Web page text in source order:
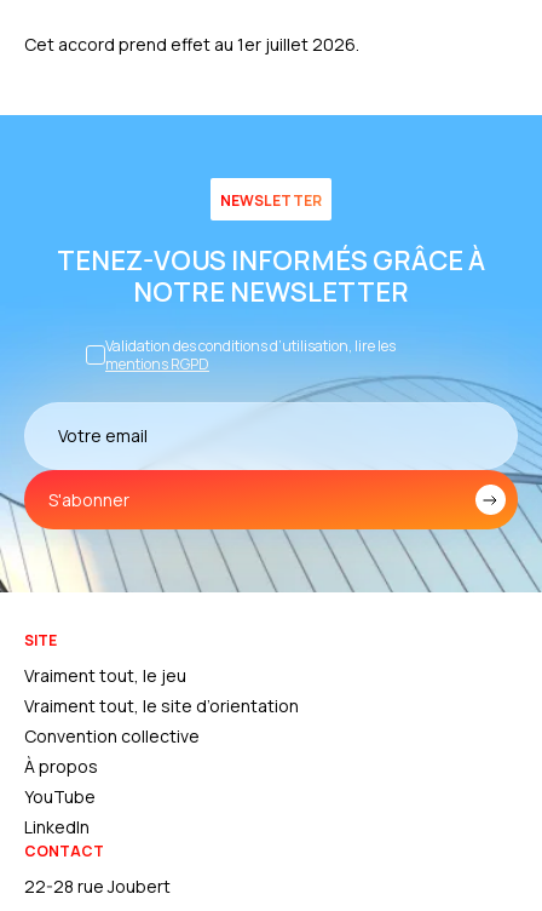
Cet accord prend effet au 1er juillet 2026.
NEWSLETTER
TENEZ-VOUS INFORMÉS GRÂCE À
NOTRE NEWSLETTER
Validation des conditions d’utilisation, lire les
mentions RGPD
S'abonner
SITE
Vraiment tout, le jeu
Vraiment tout, le site d’orientation
Convention collective
À propos
YouTube
LinkedIn
CONTACT
22-28 rue Joubert